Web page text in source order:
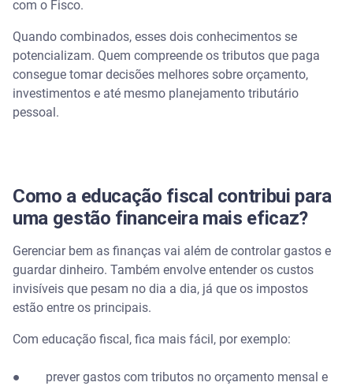
com o Fisco.
Quando combinados, esses dois conhecimentos se
potencializam. Quem compreende os tributos que paga
consegue tomar decisões melhores sobre orçamento,
investimentos e até mesmo planejamento tributário
pessoal.
Como a educação fiscal contribui para
uma gestão financeira mais eficaz?
Gerenciar bem as finanças vai além de controlar gastos e
guardar dinheiro. Também envolve entender os custos
invisíveis que pesam no dia a dia, já que os impostos
estão entre os principais.
Com educação fiscal, fica mais fácil, por exemplo:
● prever gastos com tributos no orçamento mensal e